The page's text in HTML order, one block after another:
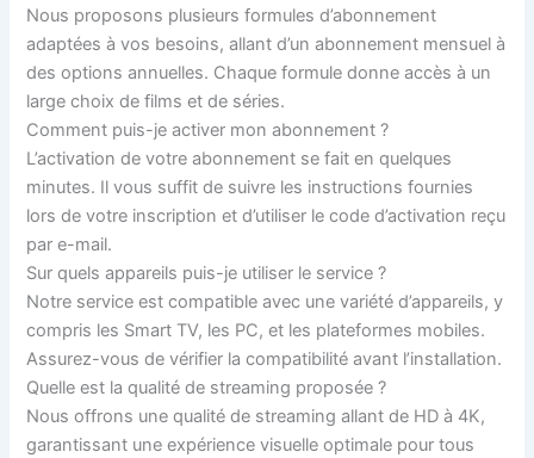
Nous proposons plusieurs formules d’abonnement
adaptées à vos besoins, allant d’un abonnement mensuel à
des options annuelles. Chaque formule donne accès à un
large choix de films et de séries.
Comment puis-je activer mon abonnement ?
L’activation de votre abonnement se fait en quelques
minutes. Il vous suffit de suivre les instructions fournies
lors de votre inscription et d’utiliser le code d’activation reçu
par e-mail.
Sur quels appareils puis-je utiliser le service ?
Notre service est compatible avec une variété d’appareils, y
compris les Smart TV, les PC, et les plateformes mobiles.
Assurez-vous de vérifier la compatibilité avant l’installation.
Quelle est la qualité de streaming proposée ?
Nous offrons une qualité de streaming allant de HD à 4K,
garantissant une expérience visuelle optimale pour tous